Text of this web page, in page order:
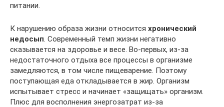
питании.
К нарушению образа жизни относится хронический
недосып . Современный темп жизни негативно
сказывается на здоровье и весе. Во-первых, из-за
недостаточного отдыха все процессы в организме
замедляются, в том числе пищеварение. Поэтому
поступающая еда откладывается в жир. Организм
испытывает стресс и начинает «защищать» организм.
Плюс для восполнения энергозатрат из-за